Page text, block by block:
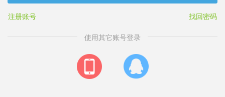
注册账号 找回密码
使用其它账号登录